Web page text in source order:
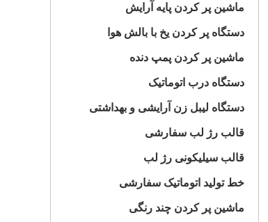
ماشین پر کردن پایه آرایش
دستگاه پر کردن یخ با بالش هوا
ماشین پر کردن پمپ دنده
دستگاه درب اتوماتیک
دستگاه لیبل زن آرایشی و بهداشتی
قالب رژ لب سفارشی
قالب سیلیکونی رژ لب
خط تولید اتوماتیک سفارشی
ماشین پر کردن چند رنگی